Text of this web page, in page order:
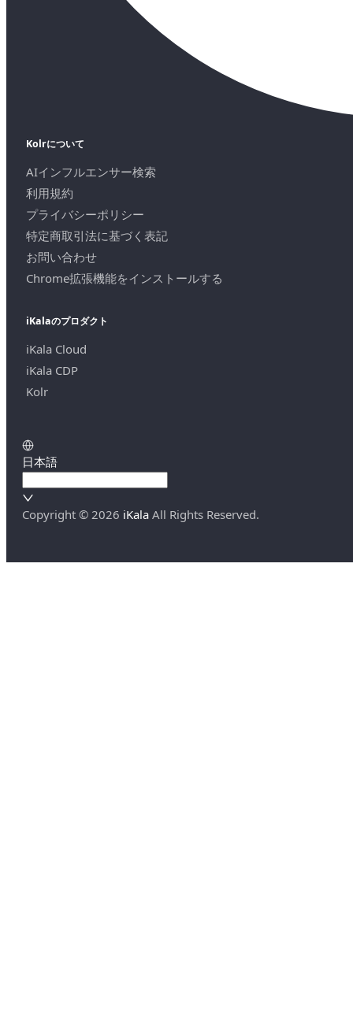
Kolrについて
AIインフルエンサー検索
利用規約
プライバシーポリシー
特定商取引法に基づく表記
お問い合わせ
Chrome拡張機能をインストールする
iKalaのプロダクト
iKala Cloud
iKala CDP
Kolr
日本語
Copyright © 2026 iKala All Rights Reserved.